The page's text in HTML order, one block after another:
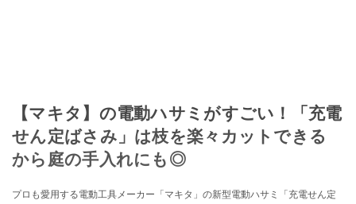
【マキタ】の電動ハサミがすごい！「充電
せん定ばさみ」は枝を楽々カットできる
から庭の手入れにも◎
プロも愛用する電動工具メーカー「マキタ」の新型電動ハサミ「充電せん定